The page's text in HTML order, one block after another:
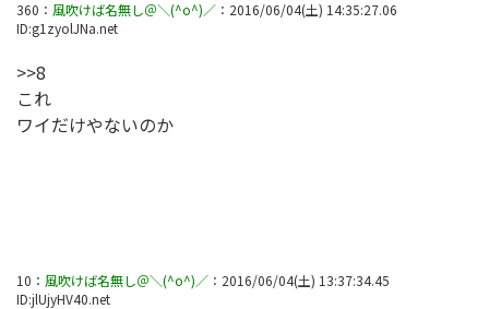
360 ： 風吹けば名無し＠＼(^o^)／ ： 2016/06/04(土) 14:35:27.06
ID:g1zyolJNa.net
>>8
これ
ワイだけやないのか
10 ： 風吹けば名無し＠＼(^o^)／ ： 2016/06/04(土) 13:37:34.45
ID:jlUjyHV40.net